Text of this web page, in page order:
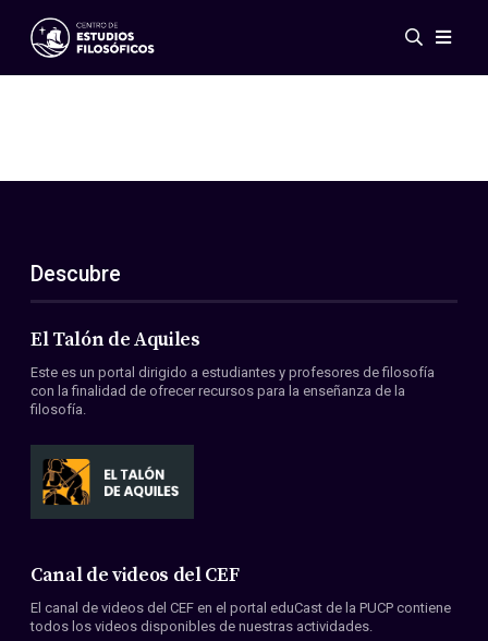
Eventos
ES
EN
Acerca de nosotros
Miembros
Convenios
Descubre
El Talón de Aquiles
Este es un portal dirigido a estudiantes y profesores de filosofía
con la finalidad de ofrecer recursos para la enseñanza de la
filosofía.
Canal de videos del CEF
El canal de videos del CEF en el portal eduCast de la PUCP contiene
todos los videos disponibles de nuestras actividades.